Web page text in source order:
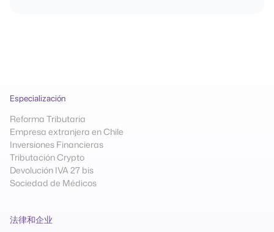
Especialización
Reforma Tributaria
Empresa extranjera en Chile
Inversiones Financieras
Tributación Crypto
Devolución IVA 27 bis
Sociedad de Médicos
法律和企业